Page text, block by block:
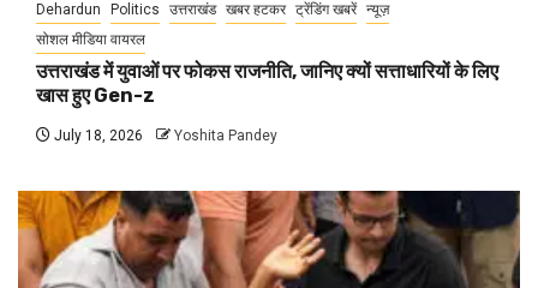
Dehardun Politics उत्तराखंड खबर हटकर ट्रेंडिंग खबरें न्यूज़
सोशल मीडिया वायरल
उत्तराखंड में युवाओं पर फोकस राजनीति, जानिए क्यों सत्ताधारियों के लिए
खास हुए Gen-z
July 18, 2026 Yoshita Pandey